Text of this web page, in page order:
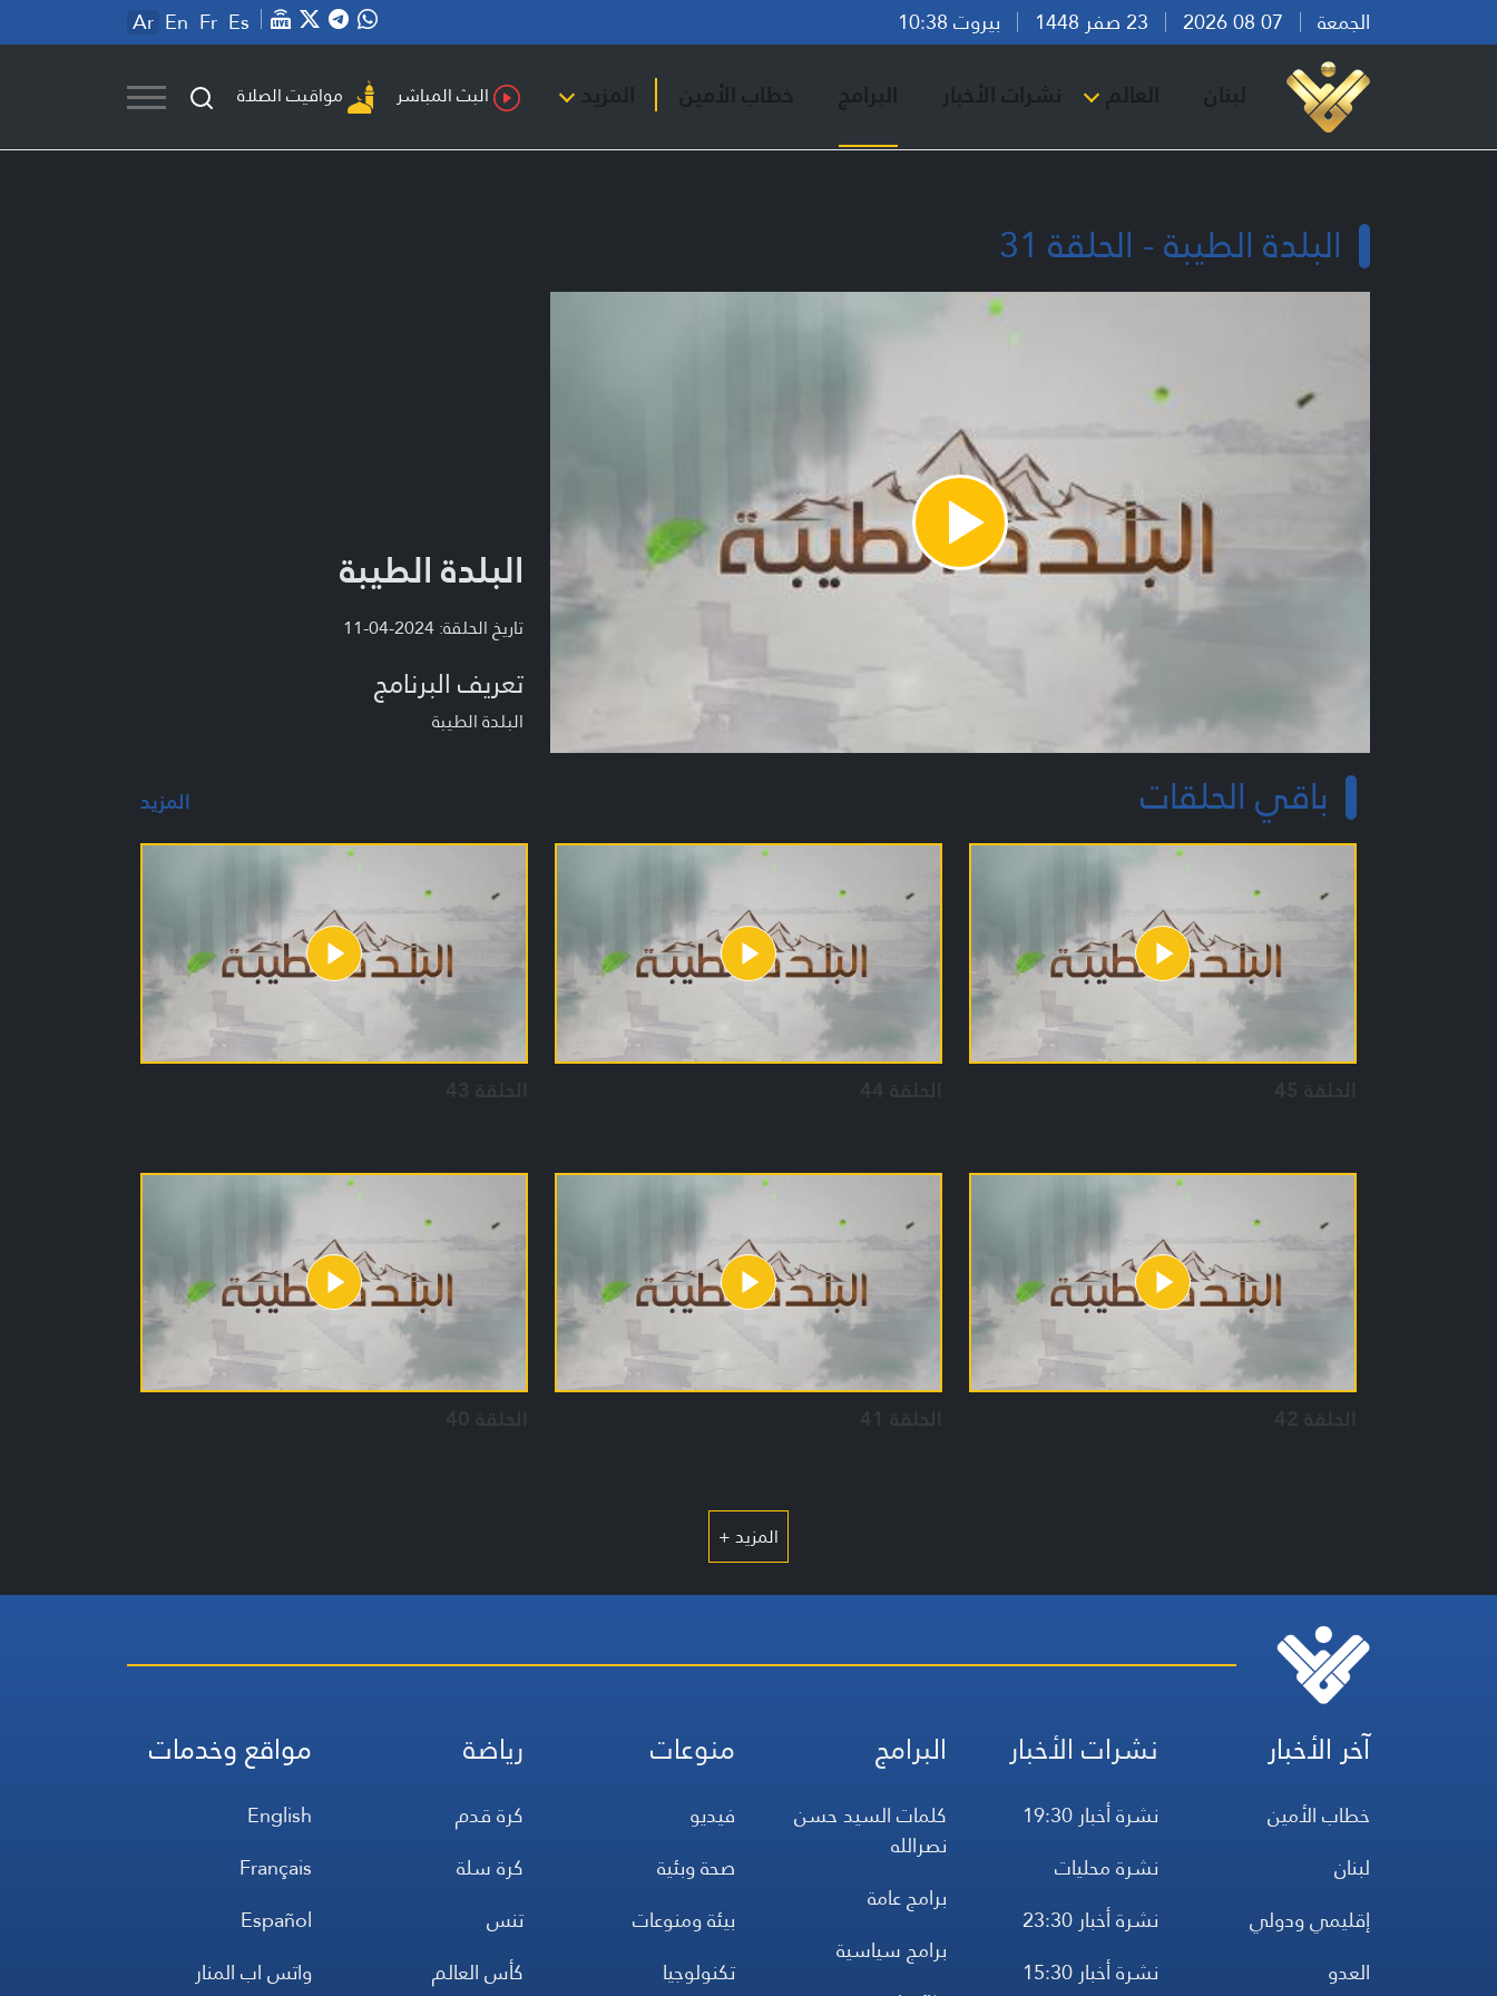
الجمعة بيروت 10:38 Ar En Fr Es
لبنان العالم نشرات الأخبار البرامج خطاب الأمين المزيد البث المباشر مواقيت الصلاة
البلدة الطيبة - الحلقة 31
Play
Video
البلدة الطيبة
تاريخ الحلقة: 2024-04-11
تعريف البرنامج
البلدة الطيبة
باقي الحلقات المزيد
الحلقة 45 الحلقة 44 الحلقة 43
الحلقة 42 الحلقة 41 الحلقة 40
المزيد +
آخر الأخبار
خطاب الأمين
لبنان
إقليمي ودولي
العدو
نشرات الأخبار
نشرة أخبار 19:30
نشرة محليات
نشرة أخبار 23:30
نشرة أخبار 15:30
البرامج
كلمات السيد حسن
نصرالله
برامج عامة
برامج سياسية
منوعات
فيديو
صحة وبئية
بيئة ومنوعات
تكنولوجيا
رياضة
كرة قدم
كرة سلة
تنس
كأس العالم
مواقع وخدمات
English
Français
Español
واتس اب المنار